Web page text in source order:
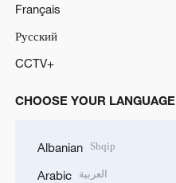
Français
Русский
CCTV+
CHOOSE YOUR LANGUAGE
Albanian Shqip
Arabic العربية